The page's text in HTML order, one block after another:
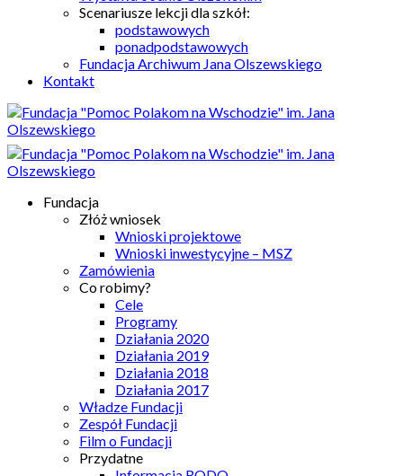
Scenariusze lekcji dla szkół:
podstawowych
ponadpodstawowych
Fundacja Archiwum Jana Olszewskiego
Kontakt
Fundacja
Złóż wniosek
Wnioski projektowe
Wnioski inwestycyjne – MSZ
Zamówienia
Co robimy?
Cele
Programy
Działania 2020
Działania 2019
Działania 2018
Działania 2017
Władze Fundacji
Zespół Fundacji
Film o Fundacji
Przydatne